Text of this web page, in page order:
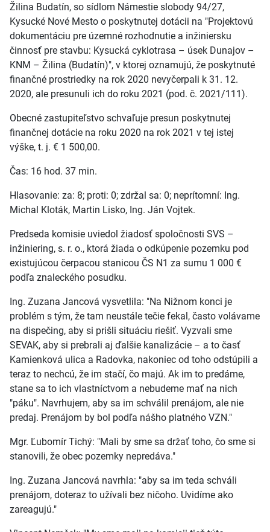
Žilina Budatín, so sídlom Námestie slobody 94/27,
Kysucké Nové Mesto o poskytnutej dotácii na "Projektovú
dokumentáciu pre územné rozhodnutie a inžiniersku
činnosť pre stavbu: Kysucká cyklotrasa – úsek Dunajov –
KNM – Žilina (Budatín)", v ktorej oznamujú, že poskytnuté
finančné prostriedky na rok 2020 nevyčerpali k 31. 12.
2020, ale presunuli ich do roku 2021 (pod. č. 2021/111).
Obecné zastupiteľstvo schvaľuje presun poskytnutej
finančnej dotácie na roku 2020 na rok 2021 v tej istej
výške, t. j. € 1 500,00.
Čas: 16 hod. 37 min.
Hlasovanie: za: 8; proti: 0; zdržal sa: 0; neprítomní: Ing.
Michal Kloták, Martin Lisko, Ing. Ján Vojtek.
Predseda komisie uviedol žiadosť spoločnosti SVS –
inžiniering, s. r. o., ktorá žiada o odkúpenie pozemku pod
existujúcou čerpacou stanicou ČS N1 za sumu 1 000 €
podľa znaleckého posudku.
Ing. Zuzana Jancová vysvetlila: "Na Nižnom konci je
problém s tým, že tam neustále tečie fekal, často volávame
na dispečing, aby si prišli situáciu riešiť. Vyzvali sme
SEVAK, aby si prebrali aj ďalšie kanalizácie – a to časť
Kamienková ulica a Radovka, nakoniec od toho odstúpili a
teraz to nechcú, že im stačí, čo majú. Ak im to predáme,
stane sa to ich vlastníctvom a nebudeme mať na nich
"páku". Navrhujem, aby sa im schválil prenájom, ale nie
predaj. Prenájom by bol podľa nášho platného VZN."
Mgr. Ľubomír Tichý: "Mali by sme sa držať toho, čo sme si
stanovili, že obec pozemky nepredáva."
Ing. Zuzana Jancová navrhla: "aby sa im teda schváli
prenájom, doteraz to užívali bez ničoho. Uvidíme ako
zareagujú."